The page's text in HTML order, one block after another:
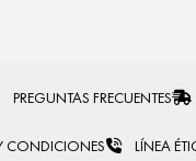
PREGUNTAS FRECUENTES
CONDICIONES LÍNEA